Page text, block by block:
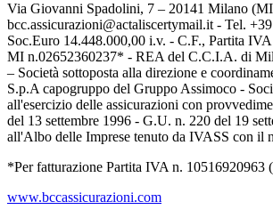
Via Giovanni Spadolini, 7 – 20141 Milano
bcc.assicurazioni@actaliscertymail.it - Tel.
Soc.Euro 14.448.000,00 i.v. - C.F., Partita
MI n.02652360237* - REA del C.C.I.A. di
– Società sottoposta alla direzione e
S.p.A capogruppo del Gruppo Assimoco -
all'esercizio delle assicurazioni con
del 13 settembre 1996 - G.U. n. 220 del 19
all'Albo delle Imprese tenuto da IVASS con il
*Per fatturazione Partita IVA n. 10516920963
www.bccassicurazioni.com